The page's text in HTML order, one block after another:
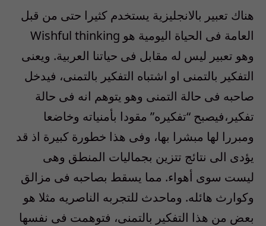
هناك تعبير بالانجليزية يستخدم كثيرا حتى من قبل
العامة فى الحياة اليومية هو Wishful thinking
وهو تعبير ليس له مقابل فى حياتنا العربية. ويعنى
التفكير بالتمنى او اشتباه التفكير بالتمنى، فيدخل
صاحبه فى حالة التمنى وهو يتوهم انه فى حالة
تفكير،فيصبح “تفكيره” مقودا بأمنياته وخاضعا
ومبررا لها مبشرا بها، وفى هذا خطورة كبيرة اذ قد
يؤدى الى نتائج تتزين بجماليات المنطق وهى
ليست سوى أهواء. مما يسقط بصاحبه فى مزالق
وكوارث هائله. وماحدث للتجربه الناصريه مثلا هو
بعض من هذا التفكير بالتمنى، فتوهمت فى نفسها